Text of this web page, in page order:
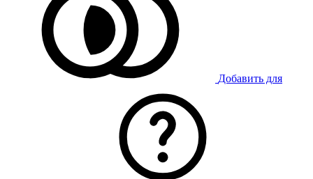
Добавить для